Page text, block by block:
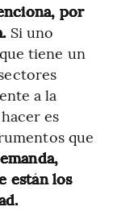
por
Si uno
tiene un
a la
es
que
están los